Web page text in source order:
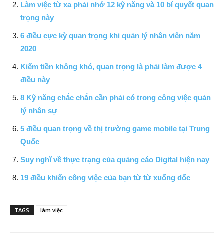
Làm việc từ xa phải nhớ 12 kỹ năng và 10 bí quyết quan
trọng này
6 điều cực kỳ quan trọng khi quản lý nhân viên năm
2020
Kiếm tiền không khó, quan trọng là phải làm được 4
điều này
8 Kỹ năng chắc chắn cần phải có trong công việc quản
lý nhân sự
5 điều quan trọng về thị trường game mobile tại Trung
Quốc
Suy nghĩ về thực trạng của quảng cáo Digital hiện nay
19 điều khiến công việc của bạn từ từ xuống dốc
TAGS làm việc